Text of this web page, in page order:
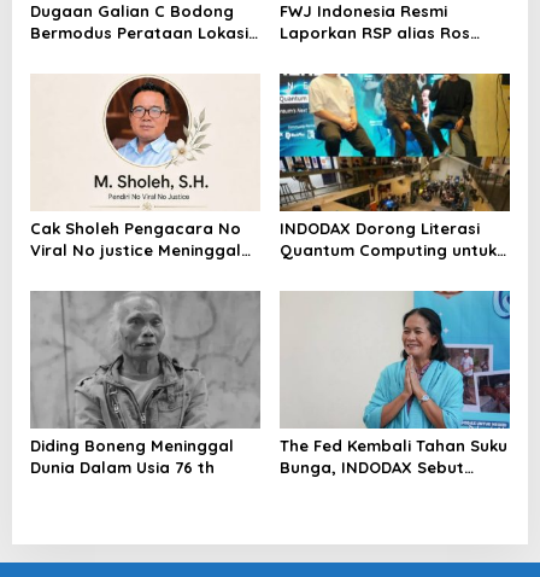
Dugaan Galian C Bodong
Bermodus Perataan Lokasi
Riau Akan Tinjauan Lokasi
FWJ Indonesia Resmi
Laporkan RSP alias Ros
Cak Sholeh Pengacara No
Viral No justice Meninggal
INDODAX Dorong Literasi
Quantum Computing untuk
Blockchain
Diding Boneng Meninggal
Dunia Dalam Usia 76 th
The Fed Kembali Tahan Suku
Bunga, INDODAX Sebut